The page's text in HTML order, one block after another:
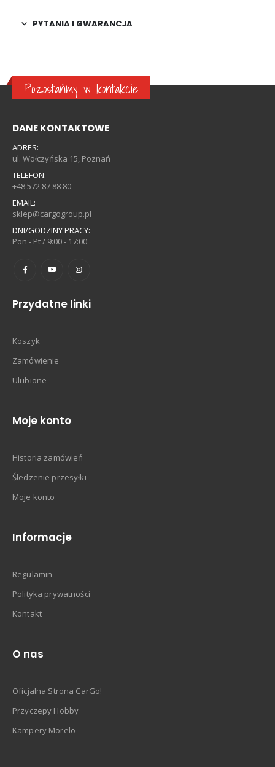
PYTANIA I GWARANCJA
Pozostańmy w kontakcie
DANE KONTAKTOWE
ADRES:
ul. Wołczyńska 15, Poznań
TELEFON:
+48 572 87 88 80
EMAIL:
sklep@cargogroup.pl
DNI/GODZINY PRACY:
Pon - Pt / 9:00 - 17:00
Przydatne linki
Koszyk
Zamówienie
Ulubione
Moje konto
Historia zamówień
Śledzenie przesyłki
Moje konto
Informacje
Regulamin
Polityka prywatności
Kontakt
O nas
Oficjalna Strona CarGo!
Przyczepy Hobby
Kampery Morelo